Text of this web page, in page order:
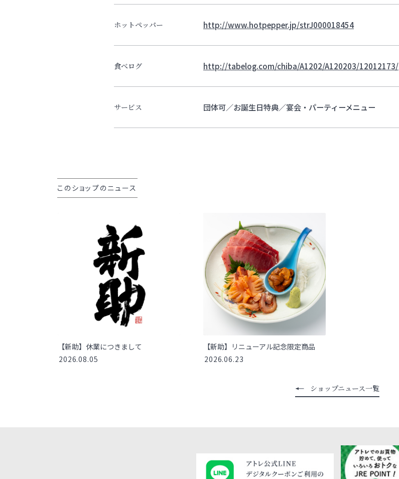
ホットペッパー http://www.hotpepper.jp/strJ000018454
食べログ http://tabelog.com/chiba/A1202/A120203/12012173/
サービス 団体可／お誕生日特典／宴会・パーティーメニュー
このショップのニュース
【新助】休業につきまして
2026.08.05
【新助】リニューアル記念限定商品
2026.06.23
ショップニュース一覧